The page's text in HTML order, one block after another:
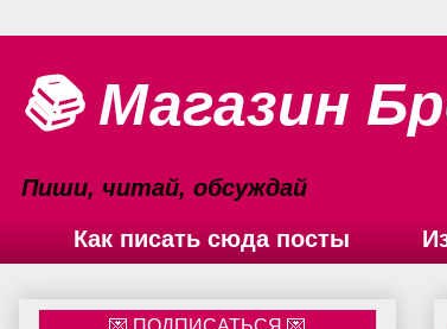
📚 Магазин
Пиши, читай, обсуждай
Как писать сюда посты